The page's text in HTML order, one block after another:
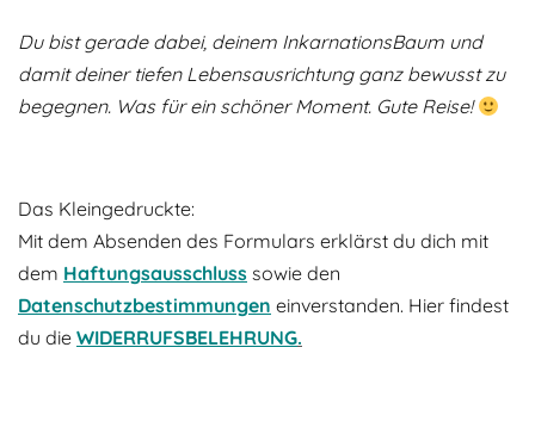
Du bist gerade dabei, deinem InkarnationsBaum und
damit deiner tiefen Lebensausrichtung ganz bewusst zu
begegnen. Was für ein schöner Moment. Gute Reise!
Das Kleingedruckte:
Mit dem Absenden des Formulars erklärst du dich mit
dem Haftungsausschluss sowie den
Datenschutzbestimmungen einverstanden. Hier findest
du die WIDERRUFSBELEHRUNG.